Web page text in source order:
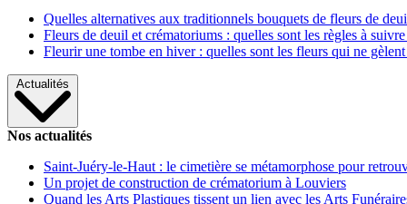
Quelles alternatives aux traditionnels bouquets de fleurs de
Fleurs de deuil et crématoriums : quelles sont les règles à
Fleurir une tombe en hiver : quelles sont les fleurs qui ne gèlent
Actualités
Nos actualités
Saint-Juéry-le-Haut : le cimetière se métamorphose pour
Un projet de construction de crématorium à Louviers
Quand les Arts Plastiques tissent un lien avec les Arts